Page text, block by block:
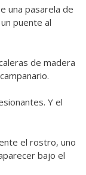
una pasarela de
puente al
de madera
Y el
el rostro, uno
bajo el